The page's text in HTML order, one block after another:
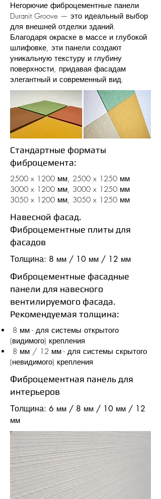
Негорючие фиброцементные панели
Duranit Groove — это идеальный выбор
для внешней отделки зданий.
Благодаря окраске в массе и глубокой
шлифовке, эти панели создают
уникальную текстуру и глубину
поверхности, придавая фасадам
элегантный и современный вид.
Стандартные форматы
фиброцемента:
2500 x 1200 мм, 2500 x 1250 мм
3000 x 1200 мм, 3000 x 1250 мм
3050 x 1200 мм, 3050 x 1250 мм
Навесной фасад.
Фиброцементные плиты для
фасадов
Толщина: 8 мм / 10 мм / 12 мм
Фиброцементные фасадные
панели для навесного
вентилируемого фасада.
Рекомендуемая толщина:
8 мм - для системы открытого
(видимого) крепления
8 мм / 12 мм - для системы скрытого
(невидимого) крепления
Фиброцементная панель для
интерьеров
Толщина: 6 мм / 8 мм / 10 мм / 12
мм